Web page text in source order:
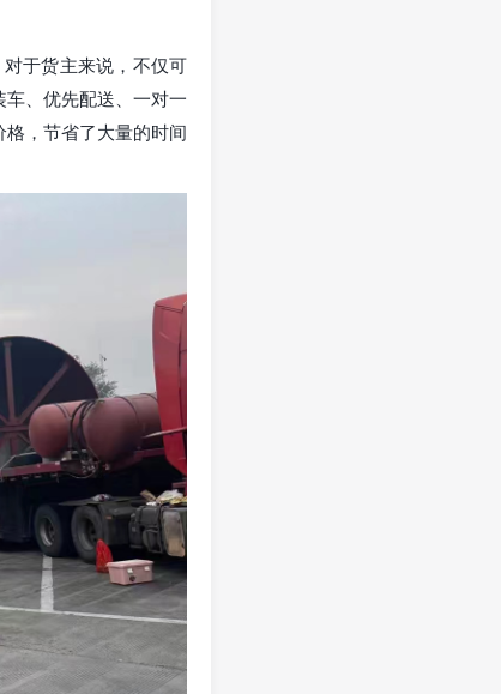
于货主来说，不仅可
、优先配送、一对一
，节省了大量的时间